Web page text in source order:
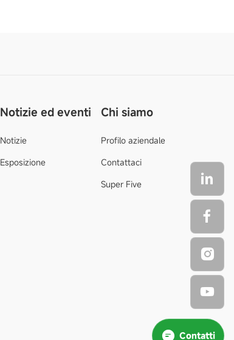
Notizie ed eventi
Notizie
Esposizione
Chi siamo
Profilo aziendale
Contattaci
Super Five
Contatti